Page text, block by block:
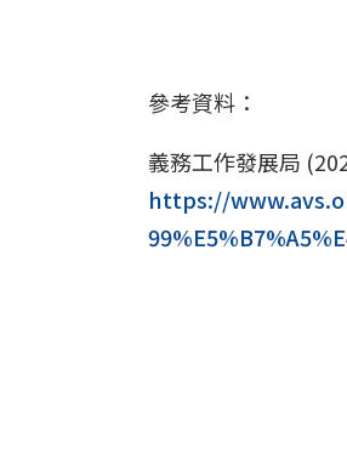
參考資料：
義務工作發展局
https://